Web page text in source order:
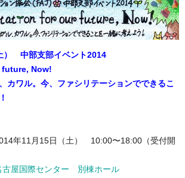
） 中部支部イベント2014
Now!
カワル。今、ファシリテーションでできるこ
11月15日（土） 10:00〜18:00（受付開
古屋国際センター
別棟ホール